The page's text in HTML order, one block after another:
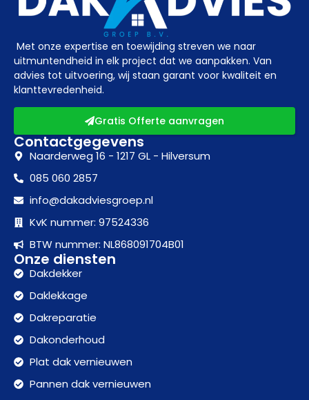
Met onze expertise en toewijding streven we naar
uitmuntendheid in elk project dat we aanpakken. Van
advies tot uitvoering, wij staan garant voor kwaliteit en
klanttevredenheid.
Gratis Offerte aanvragen
Contactgegevens
Naarderweg 16 - 1217 GL - Hilversum
085 060 2857
info@dakadviesgroep.nl
KvK nummer: 97524336
BTW nummer: NL868091704B01
Onze diensten
Dakdekker
Daklekkage
Dakreparatie
Dakonderhoud
Plat dak vernieuwen
Pannen dak vernieuwen